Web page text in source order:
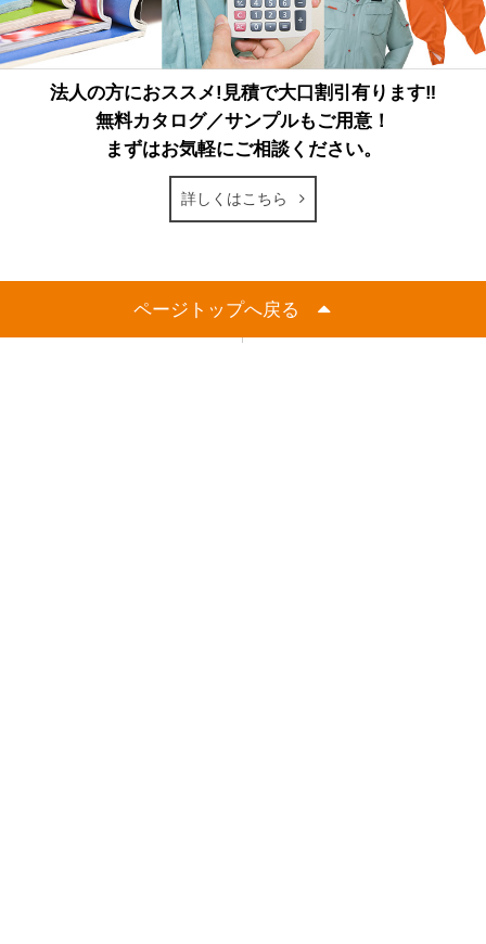
法人の方におススメ!見積で大口割引有ります‼
無料カタログ／サンプルもご用意！
まずはお気軽にご相談ください。
詳しくはこちら
ページトップへ戻る